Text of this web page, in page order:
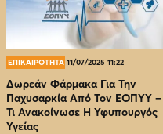
ΕΠΙΚΑΙΡΟΤΗΤΑ 11/07/2025 11:22
Δωρεάν Φάρμακα Για Την
Παχυσαρκία Από Τον EOΠΥΥ –
Τι Ανακοίνωσε Η Υφυπουργός
Υγείας